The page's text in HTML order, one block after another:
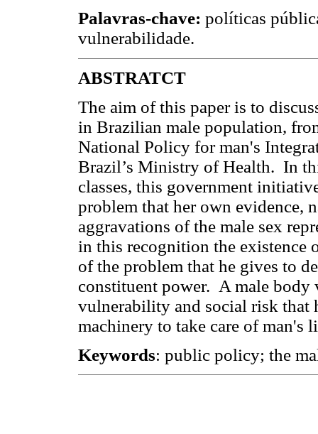
Palavras-chave: políticas
vulnerabilidade.
ABSTRATCT
The aim of this paper is to
in Brazilian male population,
National Policy for man's
Brazil’s Ministry of Health. In
classes, this government
problem that her own evidence,
aggravations of the male sex
in this recognition the existence
of the problem that he gives to
constituent power. A male
vulnerability and social risk that
machinery to take care of man's
Keywords: public policy; the